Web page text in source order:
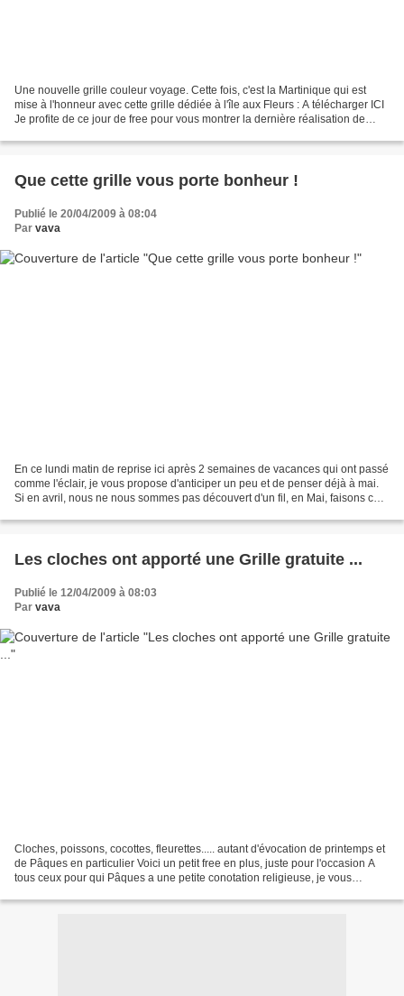
Une nouvelle grille couleur voyage. Cette fois, c'est la Martinique qui est
mise à l'honneur avec cette grille dédiée à l'île aux Fleurs : A télécharger ICI
Je profite de ce jour de free pour vous montrer la dernière réalisation de
Que cette grille vous porte bonheur !
Publié le 20/04/2009 à 08:04
Par vava
En ce lundi matin de reprise ici après 2 semaines de vacances qui ont passé
comme l'éclair, je vous propose d'anticiper un peu et de penser déjà à mai.
Si en avril, nous ne nous sommes pas découvert d'un fil, en Mai, faisons ce
Les cloches ont apporté une Grille gratuite ...
Publié le 12/04/2009 à 08:03
Par vava
Cloches, poissons, cocottes, fleurettes..... autant d'évocation de printemps et
de Pâques en particulier Voici un petit free en plus, juste pour l'occasion A
tous ceux pour qui Pâques a une petite conotation religieuse, je vous